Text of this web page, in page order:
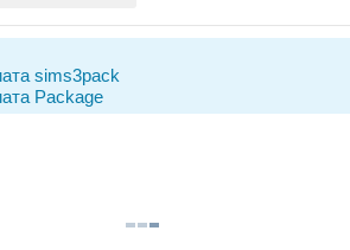
sims3pack
Package